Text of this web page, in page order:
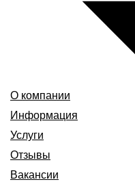
О компании
Информация
Услуги
Отзывы
Вакансии